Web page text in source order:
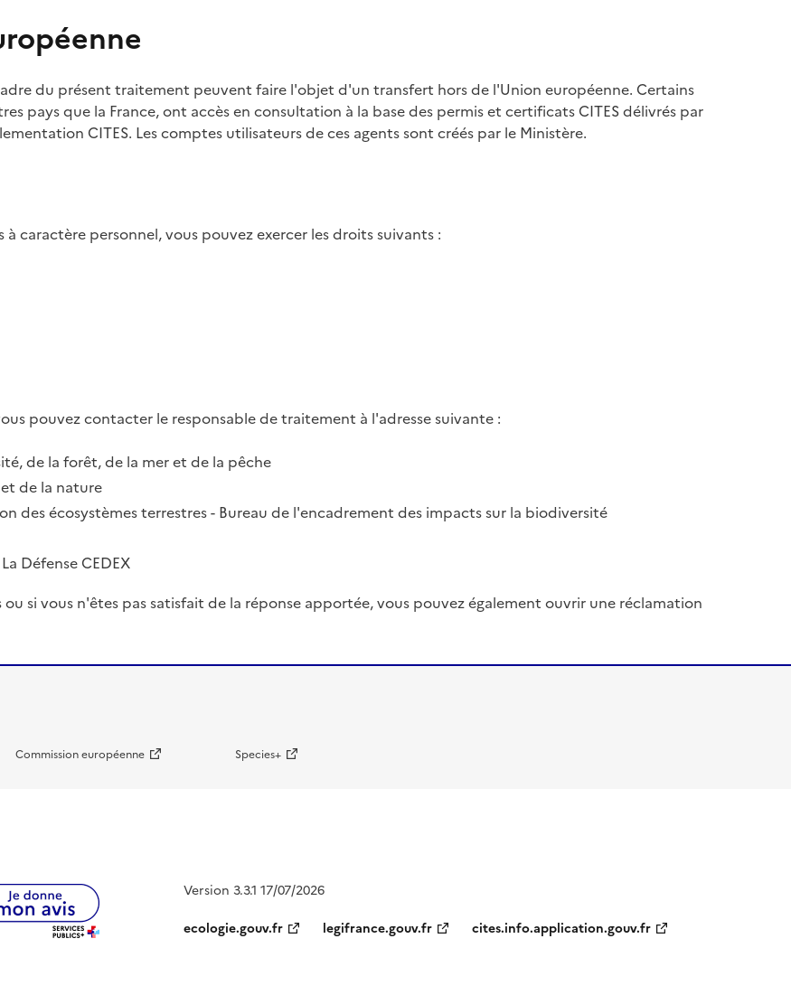
du présent traitement peuvent faire l'objet d'un transfert hors de l'Union européenne. Certains
pays que la France, ont accès en consultation à la base des permis et certificats CITES délivrés par
CITES. Les comptes utilisateurs de ces agents sont créés par le Ministère.
caractère personnel, vous pouvez exercer les droits suivants :
pouvez contacter le responsable de traitement à l'adresse suivante :
de la forêt, de la mer et de la pêche
de la nature
des écosystèmes terrestres - Bureau de l'encadrement des impacts sur la biodiversité
Défense CEDEX
si vous n'êtes pas satisfait de la réponse apportée, vous pouvez également ouvrir une réclamation
Commission européenne Species+
Version 3.3.1 17/07/2026
ecologie.gouv.fr
legifrance.gouv.fr cites.info.application.gouv.fr